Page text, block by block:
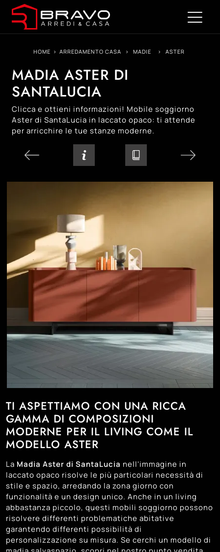
HOME > ARREDAMENTO CASA > MADIE > ASTER
MADIA ASTER DI
SANTALUCIA
Clicca e ottieni informazioni! Mobile soggiorno
Aster di SantaLucia in laccato opaco: ti attende
per arricchire le tue stanze moderne.
TI ASPETTIAMO CON UNA RICCA
GAMMA DI COMPOSIZIONI
MODERNE PER IL LIVING COME IL
MODELLO ASTER
La Madia Aster di SantaLucia nell'immagine in
laccato opaco risolve le più particolari necessità di
stile e spazio, arredando la zona giorno con
funzionalità e un design unico. Anche in un living
abbastanza piccolo, questi mobili soggiorno possono
risolvere differenti problematiche abitative
garantendo differenti possibilità di
personalizzazione su misura. Se cerchi un modello di